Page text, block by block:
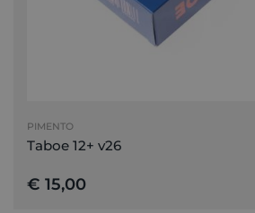
PIMENTO
Taboe 12+ v26
€ 15,00